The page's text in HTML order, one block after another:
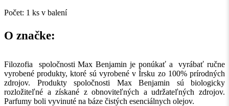
Počet: 1 ks v balení
O značke:
Filozofia spoločnosti Max Benjamin je ponúkať a vyrábať ručne
vyrobené produkty, ktoré sú vyrobené v Írsku zo 100% prírodných
zdrojov. Produkty spoločnosti Max Benjamin sú biologicky
rozložiteľné a získané z obnoviteľných a udržateľných zdrojov.
Parfumy boli vyvinuté na báze čistých esenciálnych olejov.